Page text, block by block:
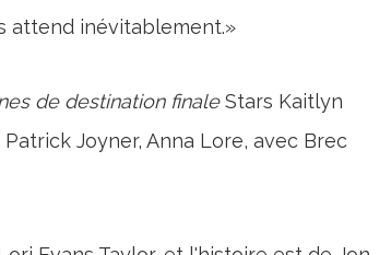
attend inévitablement.»
de destination finaleStars Kaitlyn
Joyner, Anna Lore, avec Brec